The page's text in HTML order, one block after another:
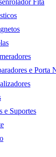
Fita
e Porta
e Suportes